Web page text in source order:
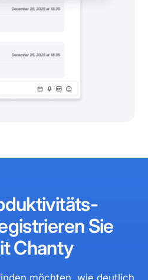
Sie
Chanty
möchten, wie deutlich